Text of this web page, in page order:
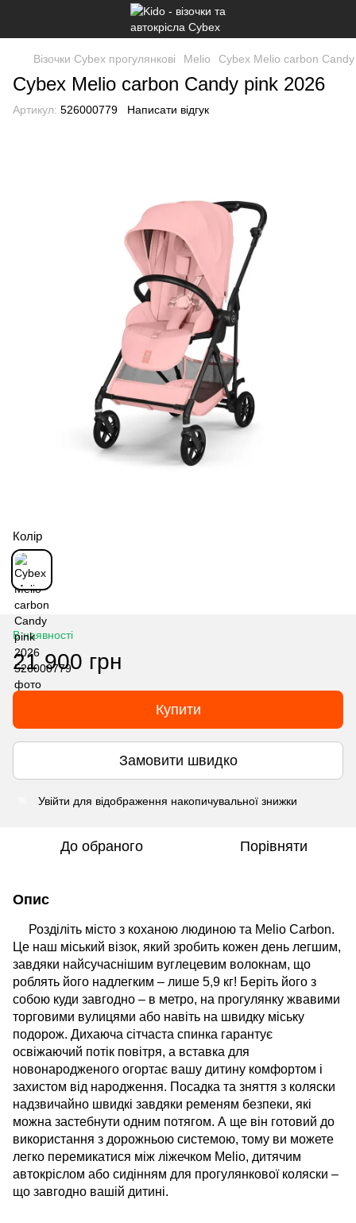
Візочки Cybex прогулянкові Melio Cybex Melio carbon
Cybex Melio carbon Candy pink 2026
Артикул: 526000779 Написати відгук
Колір
В наявності
21 900 грн
Купити
Замовити швидко
Увійти для відображення накопичувальної знижки
До обраного Порівняти
Опис
Розділіть місто з коханою людиною та Melio Carbon.
Це наш міський візок, який зробить кожен день легшим,
завдяки найсучаснішим вуглецевим волокнам, що
роблять його надлегким – лише 5,9 кг! Беріть його з
собою куди завгодно – в метро, на прогулянку жвавими
торговими вулицями або навіть на швидку міську
подорож. Дихаюча сітчаста спинка гарантує
освіжаючий потік повітря, а вставка для
новонародженого огортає вашу дитину комфортом і
захистом від народження. Посадка та зняття з коляски
надзвичайно швидкі завдяки ременям безпеки, які
можна застебнути одним потягом. А ще він готовий до
використання з дорожньою системою, тому ви можете
легко перемикатися між ліжечком Melio, дитячим
автокріслом або сидінням для прогулянкової коляски –
що завгодно вашій дитині.